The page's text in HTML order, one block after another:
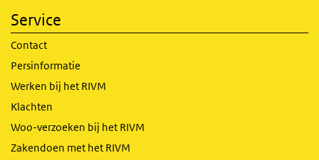
Service
Contact
Persinformatie
Werken bij het RIVM
Klachten
Woo-verzoeken bij het RIVM
Zakendoen met het RIVM